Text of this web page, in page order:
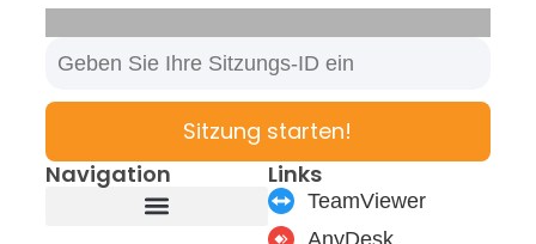
Navigation Links
TeamViewer
AnyDesk
Sitzung starten!